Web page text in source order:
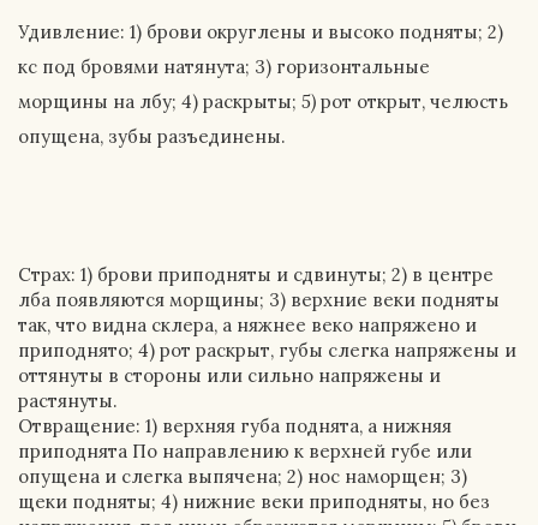
Удивление: 1) брови округлены и высоко подняты; 2)
кс под бровями натянута; 3) горизонтальные
морщины на лбу; 4) раскрыты; 5) рот открыт, челюсть
опущена, зубы разъединены.
Страх: 1) брови приподняты и сдвинуты; 2) в центре
лба появляются морщины; 3) верхние веки подняты
так, что видна склера, а няжнее веко напряжено и
приподнято; 4) рот раскрыт, губы слегка напряжены и
оттянуты в стороны или сильно напряжены и
растянуты.
Отвращение: 1) верхняя губа поднята, а нижняя
приподнята По направлению к верхней губе или
опущена и слегка выпячена; 2) нос наморщен; 3)
щеки подняты; 4) нижние веки приподняты, но без